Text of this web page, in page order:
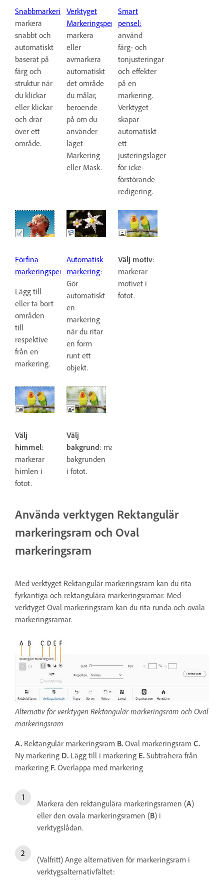
Snabbmarkering:
markera
snabbt och
automatiskt
baserat på
färg och
struktur när
du klickar
eller klickar
och drar
över ett
område.
Verktyget
Markeringspensel:
markera
eller
avmarkera
automatiskt
det område
du målar,
beroende
på om du
använder
läget
Markering
eller Mask.
Smart
pensel:
använd
färg- och
tonjusteringar
och effekter
på en
markering.
Verktyget
skapar
automatiskt
ett
justeringslager
för icke-
förstörande
redigering.
Förfina
markeringspensel:
Lägg till
eller ta bort
områden
till
respektive
från en
markering.
Automatisk
markering:
Gör
automatiskt
en
markering
när du ritar
en form
runt ett
objekt.
Välj motiv:
markerar
motivet i
fotot.
Välj
himmel:
markerar
himlen i
fotot.
Välj
bakgrund: markerar
bakgrunden
i fotot.
Använda verktygen Rektangulär
markeringsram och Oval
markeringsram
Med verktyget Rektangulär markeringsram kan du rita
fyrkantiga och rektangulära markeringsramar. Med
verktyget Oval markeringsram kan du rita runda och ovala
markeringsramar.
Alternativ för verktygen Rektangulär markeringsram och Oval
markeringsram
A. Rektangulär markeringsram B. Oval markeringsram C.
Ny markering D. Lägg till i markering E. Subtrahera från
markering F. Överlappa med markering
Markera den rektangulära markeringsramen (A)
eller den ovala markeringsramen (B) i
verktygslådan.
(Valfritt) Ange alternativen för markeringsram i
verktygsalternativfältet: